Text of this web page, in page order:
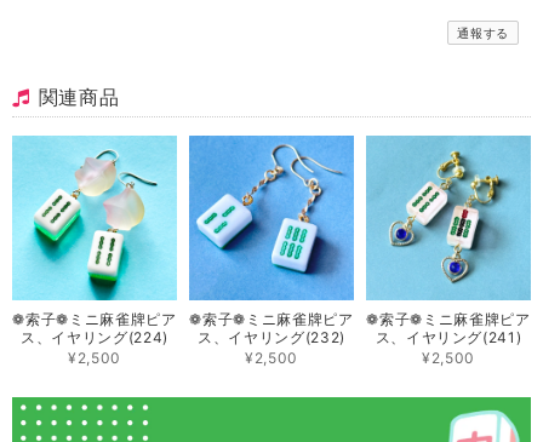
通報する
関連商品
❁索子❁ミニ 麻雀牌ピア
ス、イヤリング(224)
¥2,500
❁索子❁ミニ 麻雀牌ピア
ス、イヤリング(232)
¥2,500
❁索子❁ミニ 麻雀牌ピア
ス、イヤリング(241)
¥2,500